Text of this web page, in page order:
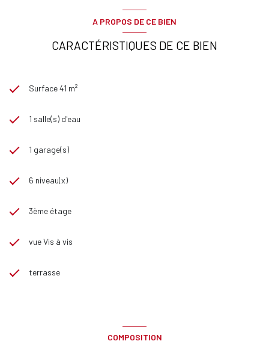
A PROPOS DE CE BIEN
CARACTÉRISTIQUES DE CE BIEN
Surface 41 m²
1 salle(s) d'eau
1 garage(s)
6 niveau(x)
3ème étage
vue Vis à vis
terrasse
COMPOSITION